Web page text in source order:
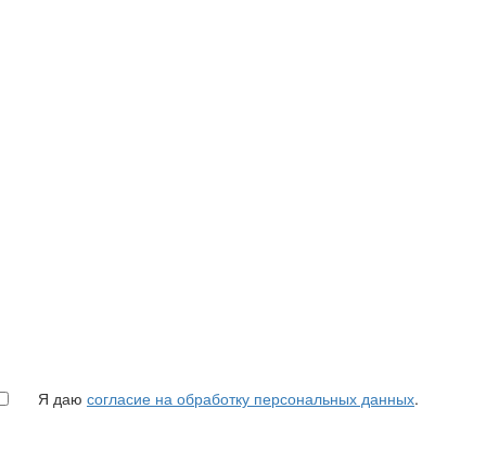
Я даю согласие на обработку персональных данных.